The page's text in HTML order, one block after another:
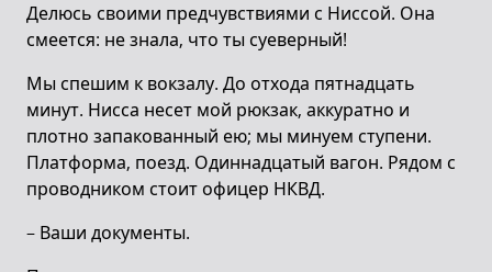
Делюсь своими предчувствиями с Ниссой. Она
смеется: не знала, что ты суеверный!
Мы спешим к вокзалу. До отхода пятнадцать
минут. Нисса несет мой рюкзак, аккуратно и
плотно запакованный ею; мы минуем ступени.
Платформа, поезд. Одиннадцатый вагон. Рядом с
проводником стоит офицер НКВД.
– Ваши документы.